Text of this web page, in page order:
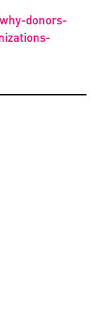
-donors-
-